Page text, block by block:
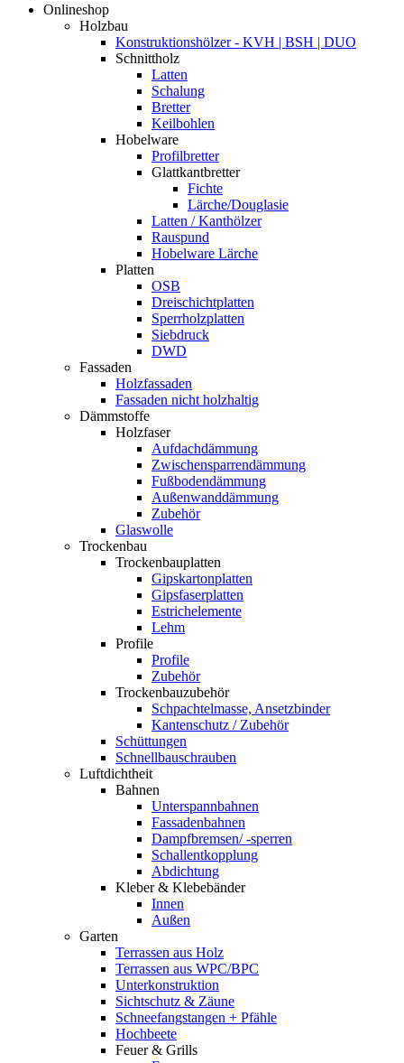
Onlineshop
Holzbau
Konstruktionshölzer - KVH | BSH | DUO
Schnittholz
Latten
Schalung
Bretter
Keilbohlen
Hobelware
Profilbretter
Glattkantbretter
Fichte
Lärche/Douglasie
Latten / Kanthölzer
Rauspund
Hobelware Lärche
Platten
OSB
Dreischichtplatten
Sperrholzplatten
Siebdruck
DWD
Fassaden
Holzfassaden
Fassaden nicht holzhaltig
Dämmstoffe
Holzfaser
Aufdachdämmung
Zwischensparrendämmung
Fußbodendämmung
Außenwanddämmung
Zubehör
Glaswolle
Trockenbau
Trockenbauplatten
Gipskartonplatten
Gipsfaserplatten
Estrichelemente
Lehm
Profile
Profile
Zubehör
Trockenbauzubehör
Schpachtelmasse, Ansetzbinder
Kantenschutz / Zubehör
Schüttungen
Schnellbauschrauben
Luftdichtheit
Bahnen
Unterspannbahnen
Fassadenbahnen
Dampfbremsen/ -sperren
Schallentkopplung
Abdichtung
Kleber & Klebebänder
Innen
Außen
Garten
Terrassen aus Holz
Terrassen aus WPC/BPC
Unterkonstruktion
Sichtschutz & Zäune
Schneefangstangen + Pfähle
Hochbeete
Feuer & Grills